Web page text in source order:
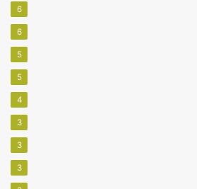
6
6
5
5
4
3
3
3